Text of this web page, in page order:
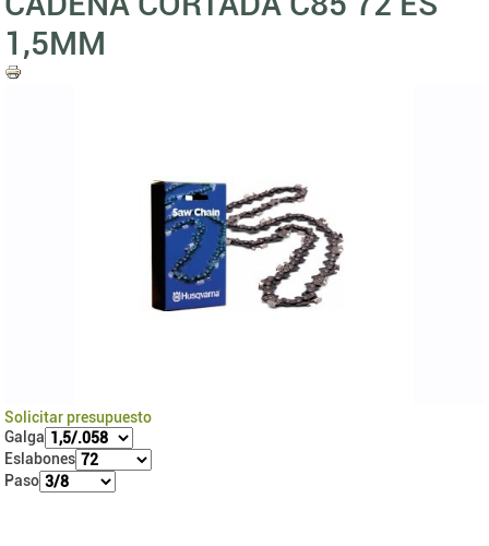
1,5MM
Solicitar presupuesto
Galga
Eslabones
Paso